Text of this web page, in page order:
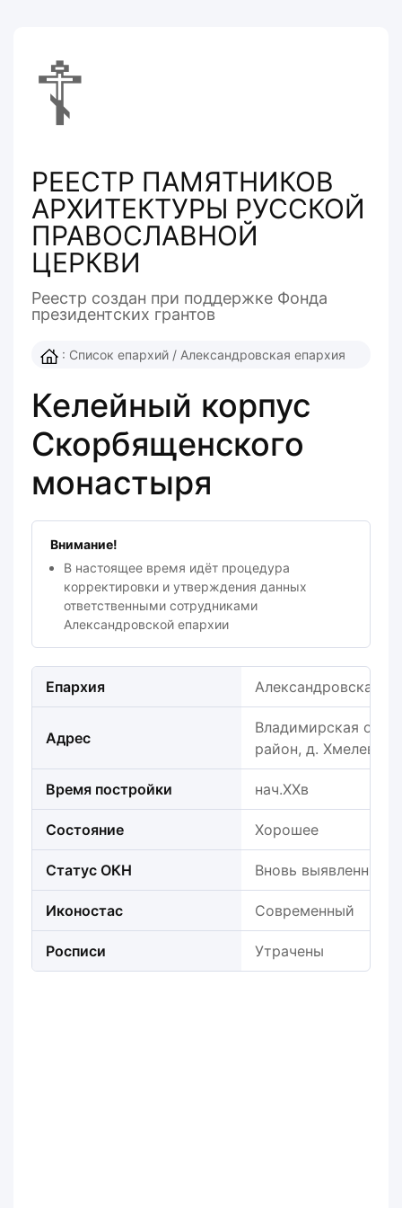
☦
РЕЕСТР ПАМЯТНИКОВ
АРХИТЕКТУРЫ РУССКОЙ
ПРАВОСЛАВНОЙ
ЦЕРКВИ
Реестр создан при поддержке Фонда
президентcких грантов
: Список епархий / Александровская епархия
Келейный корпус
Скорбященского
монастыря
Внимание!
В настоящее время идёт процедура
корректировки и утверждения данных
ответственными сотрудниками
Александровской епархии
Епархия Александровская
Адрес
Владимирская
район, д. Хмелево
Время постройки нач.ХХв
Состояние Хорошее
Статус ОКН Вновь выявленный
Иконостас Современный
Росписи Утрачены